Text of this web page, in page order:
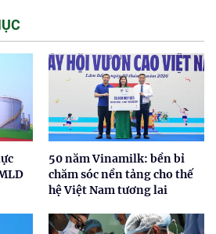
50 năm Vinamilk: bền bỉ
chăm sóc nền tảng cho thế
hệ Việt Nam tương lai